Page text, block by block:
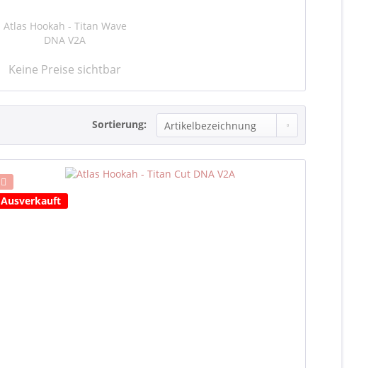
Atlas Hookah - Titan Wave
DNA V2A
Keine Preise sichtbar
Sortierung:
Ausverkauft